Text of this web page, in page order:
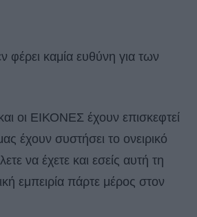
καμία ευθύνη για των
οι ΕΙΚΟΝΕΣ έχουν επισκεφτεί
έχουν συστήσει το ονειρικό
να έχετε και εσείς αυτή τη
εμπειρία πάρτε μέρος στον